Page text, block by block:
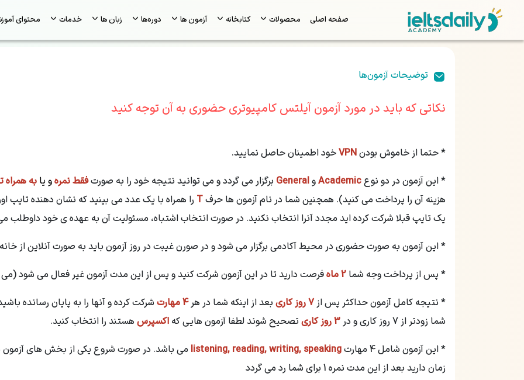
صفحه اصلی محصولات کتابخانه آزمون ها دوره‌ها زبان ها خدمات محتوای
توضیحات آزمون‌ها
نکاتی که باید در مورد آزمون آیلتس کامپیوتری حضوری به آن توجه کنید
* حتما از خاموش بودنVPNخود اطمینان حاصل نمایید.
* این آزمون در دو نوعAcademicوGeneral برگزار می گردد و می توانید نتیجه خود را به صورتفقط نمرهو یا به همراه
هزینه آن را پرداخت می کنید). همچنین شما در نام آزمون ها حرفT را همراه با یک عدد می بینید که نشان دهنده تایپ
یک تایپ قبلا شرکت کرده اید مجدد آنرا انتخاب نکنید. در صورت انتخاب اشتباه، مسئولیت آن به عهده ی خود داوطلب
* این آزمون به صورت حضوری در محیط آکادمی برگزار می شود و در صورن غیبت در روز آزمون باید به صورت آنلاین از
* پس از پرداخت وجه شما
فرصت دارید تا در این آزمون شرکت کنید و پس از این مدت آزمون غیر فعال می شود
* نتیجه کامل آزمون حداکثر پس از 7 روز کاری بعد از اینکه شما در هر4 مهارت
شرکت کرده و آنها را به پایان رسانده
شما زودتر از 7 روز کاری و در
تصحیح شوند لطفا آزمون هایی که اکسپرس هستند را انتخاب کنید.
* این آزمون شامل 4 مهارت
listening, reading, writing, speaking
می باشد. در صورت شروع یکی از بخش های آزمون
زمان دارید بعد از این مدت نمره 1 برای شما رد می گردد